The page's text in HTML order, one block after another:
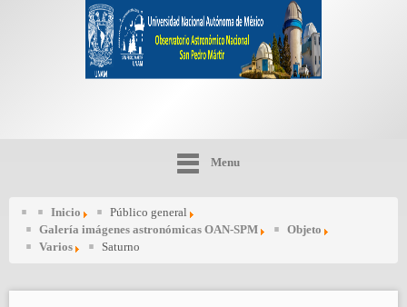
Menu
Inicio
Público general
Galería imágenes astronómicas OAN-SPM
Objeto
Varios
Saturno